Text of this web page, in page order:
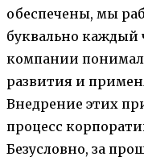
обеспечены, мы
буквально каждый
компании
развития и
Внедрение этих
процесс
Безусловно, за